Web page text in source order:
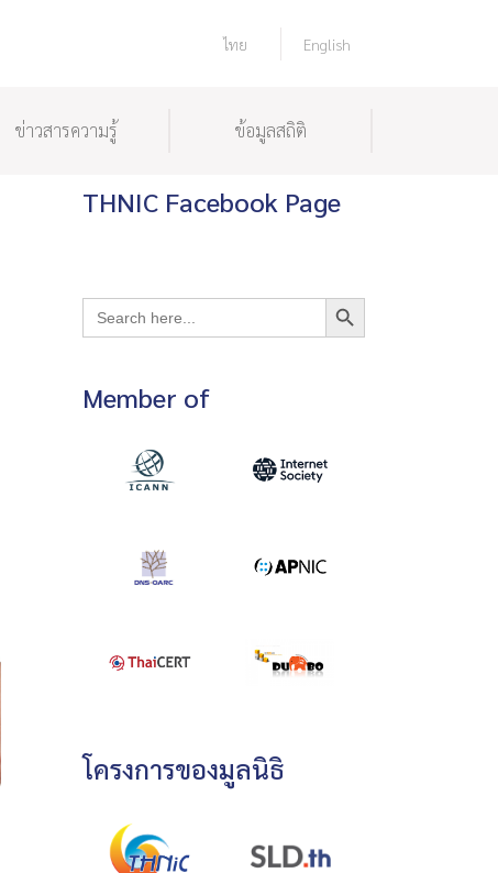
ไทย English
ข่าวสารความรู้ ข้อมูลสถิติ
THNIC Facebook Page
Search
for:
Search Button
Member of
โครงการของมูลนิธิ